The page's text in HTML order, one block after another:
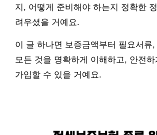
지, 어떻게 준비해야 하는지 정확한
려우셨을 거예요.
이 글 하나면 보증금액부터 필요서류,
모든 것을 명확하게 이해하고, 안전
가입할 수 있을 거예요.